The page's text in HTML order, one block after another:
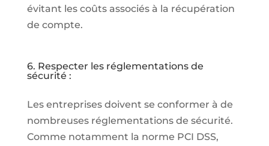
évitant les coûts associés à la récupération
de compte.
6. Respecter les réglementations de
sécurité :
Les entreprises doivent se conformer à de
nombreuses réglementations de sécurité.
Comme notamment la norme PCI DSS,